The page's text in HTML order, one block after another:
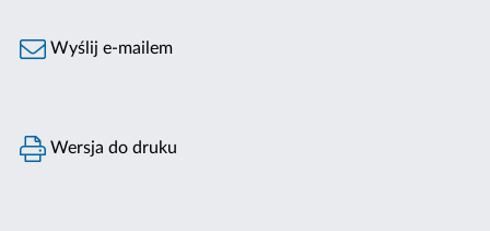
Wyślij e-mailem
Wersja do druku